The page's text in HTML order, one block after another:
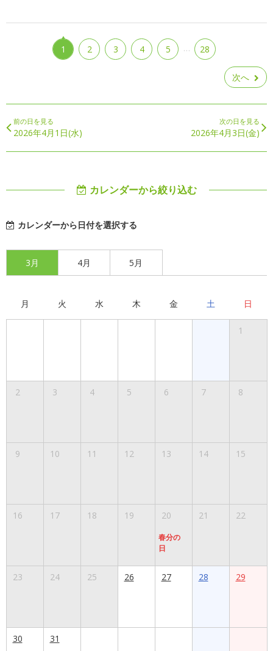
1 2 3 4 5 … 28
次へ
前の日を見る
2026年4月1日(水)
次の日を見る
2026年4月3日(金)
カレンダーから絞り込む
カレンダーから日付を選択する
3月 4月 5月
月 火 水 木 金 土 日
1
2 3 4 5 6 7 8
9 10 11 12 13 14 15
16 17 18 19 20
春分の
日
21 22
23 24 25 26 27 28 29
30 31